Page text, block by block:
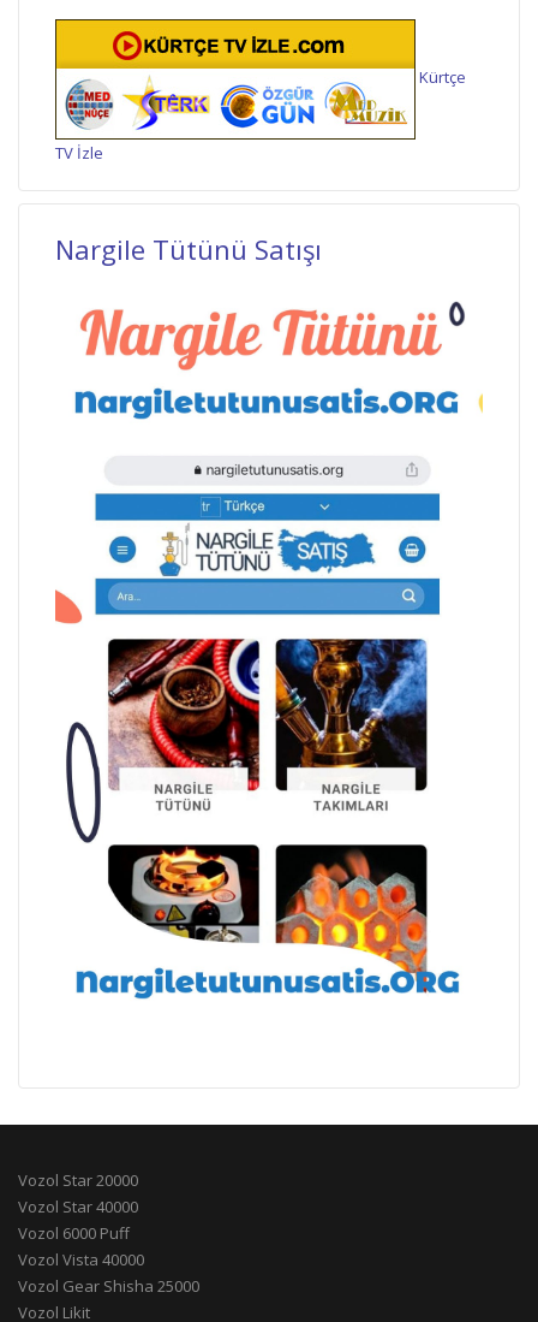
Kürtçe
TV İzle
Nargile Tütünü Satışı
Vozol Star 20000
Vozol Star 40000
Vozol 6000 Puff
Vozol Vista 40000
Vozol Gear Shisha 25000
Vozol Likit